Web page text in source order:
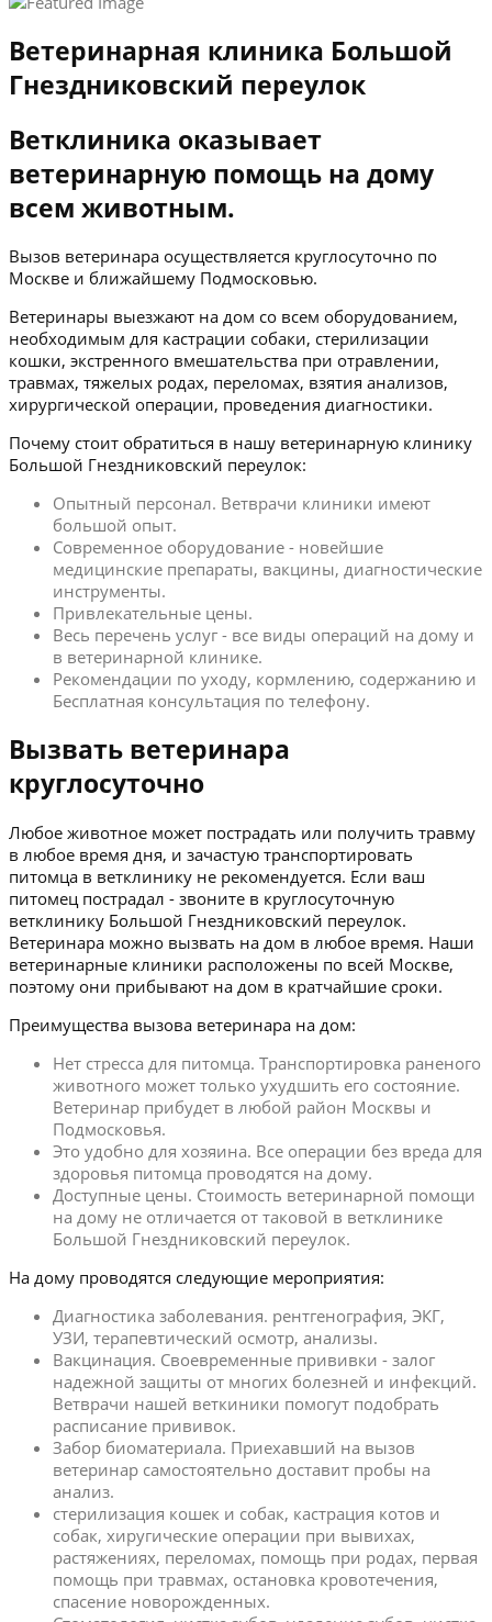
Ветеринарная клиника Большой
Гнездниковский переулок
Ветклиника оказывает
ветеринарную помощь на дому
всем животным.
Вызов ветеринара осуществляется круглосуточно по
Москве и ближайшему Подмосковью.
Ветеринары выезжают на дом со всем оборудованием,
необходимым для кастрации собаки, стерилизации
кошки, экстренного вмешательства при отравлении,
травмах, тяжелых родах, переломах, взятия анализов,
хирургической операции, проведения диагностики.
Почему стоит обратиться в нашу ветеринарную клинику
Большой Гнездниковский переулок:
Опытный персонал. Ветврачи клиники имеют
большой опыт.
Современное оборудование - новейшие
медицинские препараты, вакцины, диагностические
инструменты.
Привлекательные цены.
Весь перечень услуг - все виды операций на дому и
в ветеринарной клинике.
Рекомендации по уходу, кормлению, содержанию и
Бесплатная консультация по телефону.
Вызвать ветеринара
круглосуточно
Любое животное может пострадать или получить травму
в любое время дня, и зачастую транспортировать
питомца в ветклинику не рекомендуется. Если ваш
питомец пострадал - звоните в круглосуточную
ветклинику Большой Гнездниковский переулок.
Ветеринара можно вызвать на дом в любое время. Наши
ветеринарные клиники расположены по всей Москве,
поэтому они прибывают на дом в кратчайшие сроки.
Преимущества вызова ветеринара на дом:
Нет стресса для питомца. Транспортировка раненого
животного может только ухудшить его состояние.
Ветеринар прибудет в любой район Москвы и
Подмосковья.
Это удобно для хозяина. Все операции без вреда для
здоровья питомца проводятся на дому.
Доступные цены. Стоимость ветеринарной помощи
на дому не отличается от таковой в ветклинике
Большой Гнездниковский переулок.
На дому проводятся следующие мероприятия:
Диагностика заболевания. рентгенография, ЭКГ,
УЗИ, терапевтический осмотр, анализы.
Вакцинация. Своевременные прививки - залог
надежной защиты от многих болезней и инфекций.
Ветврачи нашей веткиники помогут подобрать
расписание прививок.
Забор биоматериала. Приехавший на вызов
ветеринар самостоятельно доставит пробы на
анализ.
стерилизация кошек и собак, кастрация котов и
собак, хиругические операции при вывихах,
растяжениях, переломах, помощь при родах, первая
помощь при травмах, остановка кровотечения,
спасение новорожденных.